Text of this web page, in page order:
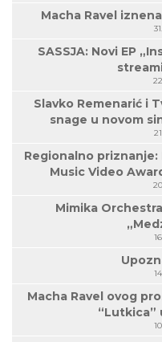
Macha Ravel
SASSJA: Novi EP
Slavko Remenarić i
snage u novom
Regionalno priznanje:
Music Video
Mimika
Macha Ravel ovog
“Lutkica”